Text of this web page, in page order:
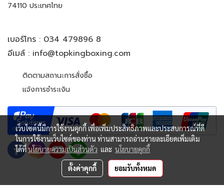
74110 ประเทศไทย
เบอร์โทร : 034 479896 8
อีเมล์ : info@topkingboxing.com
ติดตามสถานะการสั่งซื้อ
แจ้งการชำระเงิน
เว็บไซต์นี้มีการใช้งานคุกกี้ เพื่อเพิ่มประสิทธิภาพและประสบการณ์ที่ดี
ในการใช้งานเว็บไซต์ของท่าน ท่านสามารถอ่านรายละเอียดเพิ่มเติม
ได้ที่นโยบายความเป็นส่วนตัว และ นโยบายคุกกี้
ตั้งค่าคุกกี้ ยอมรับทั้งหมด